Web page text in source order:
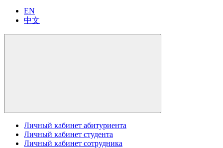
EN
中文
Личный кабинет абитуриента
Личный кабинет студента
Личный кабинет сотрудника